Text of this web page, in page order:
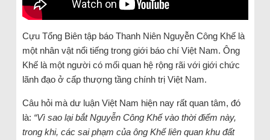
Cựu Tổng Biên tập báo Thanh Niên Nguyễn Công Khế là
một nhân vật nổi tiếng trong giới báo chí Việt Nam. Ông
Khế là một người có mối quan hệ rộng rãi với giới chức
lãnh đạo ở cấp thượng tầng chính trị Việt Nam.
Câu hỏi mà dư luận Việt Nam hiện nay rất quan tâm, đó
là: “Vì sao lại bắt Nguyễn Công Khế vào thời điểm này,
trong khi, các sai phạm của ông Khế liên quan khu đất